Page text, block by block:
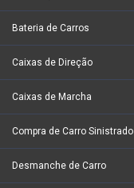
Bateria de Carros
Caixas de Direção
Caixas de Marcha
Compra de Carro Sinistrado
Desmanche de Carro